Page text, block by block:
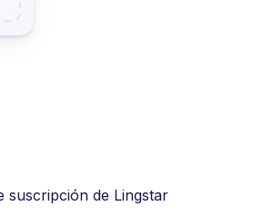
suscripción de Lingstar